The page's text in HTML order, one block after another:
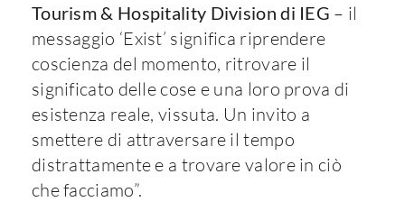
Tourism & Hospitality Division di IEG – il
messaggio ‘Exist’ significa riprendere
coscienza del momento, ritrovare il
significato delle cose e una loro prova di
esistenza reale, vissuta. Un invito a
smettere di attraversare il tempo
distrattamente e a trovare valore in ciò
che facciamo”.